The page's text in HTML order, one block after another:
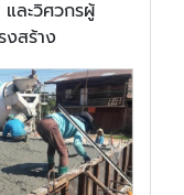
ละวิศวกรผู้
งสร้าง